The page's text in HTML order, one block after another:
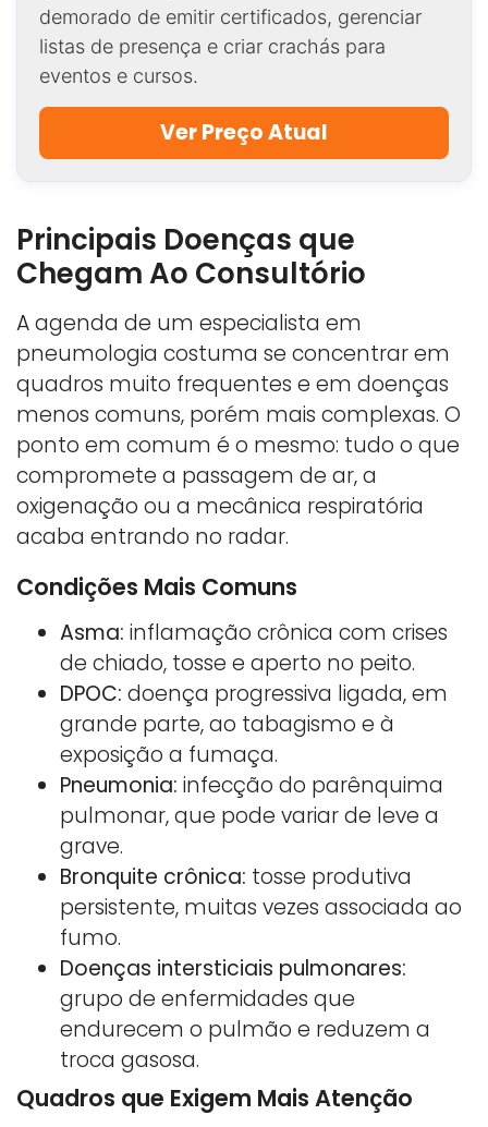
demorado de emitir certificados, gerenciar
listas de presença e criar crachás para
eventos e cursos.
Ver Preço Atual
Principais Doenças que
Chegam Ao Consultório
A agenda de um especialista em
pneumologia costuma se concentrar em
quadros muito frequentes e em doenças
menos comuns, porém mais complexas. O
ponto em comum é o mesmo: tudo o que
compromete a passagem de ar, a
oxigenação ou a mecânica respiratória
acaba entrando no radar.
Condições Mais Comuns
Asma: inflamação crônica com crises
de chiado, tosse e aperto no peito.
DPOC: doença progressiva ligada, em
grande parte, ao tabagismo e à
exposição a fumaça.
Pneumonia: infecção do parênquima
pulmonar, que pode variar de leve a
grave.
Bronquite crônica: tosse produtiva
persistente, muitas vezes associada ao
fumo.
Doenças intersticiais pulmonares:
grupo de enfermidades que
endurecem o pulmão e reduzem a
troca gasosa.
Quadros que Exigem Mais Atenção